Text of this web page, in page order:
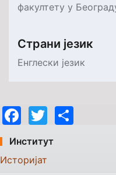
факултету у
Страни језик
Енглески језик
Facebook
Twitter
Институт
Историјат